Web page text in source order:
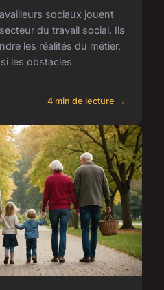
sociaux jouent
du travail social. Ils
les réalités du métier,
les obstacles
4 min de lecture →